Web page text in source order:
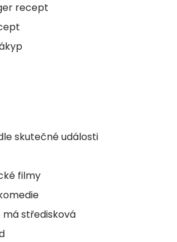
recept
skutečné události
filmy
má středisková